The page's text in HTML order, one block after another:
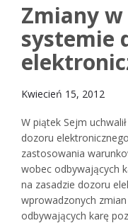
Zmiany
systemie
Kwiecień 15, 2012
W piątek Sejm
dozoru
zastosowania
wobec odbywających
na zasadzie dozoru
wprowadzonych
odbywających karę